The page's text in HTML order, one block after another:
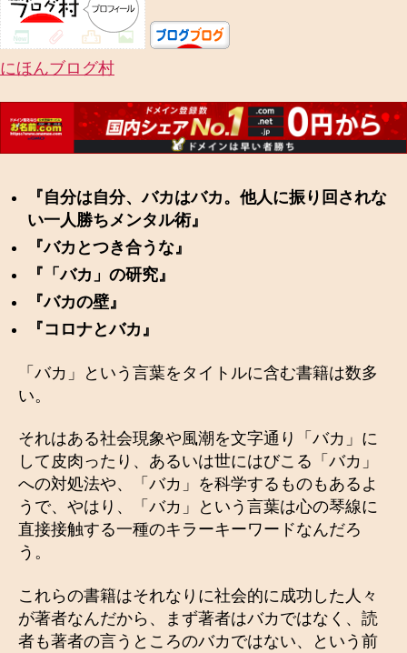
にほんブログ村
『自分は自分、バカはバカ。他人に振り回されな
い一人勝ちメンタル術』
『バカとつき合うな』
『「バカ」の研究』
『バカの壁』
『コロナとバカ』
「バカ」という言葉をタイトルに含む書籍は数多
い。
それはある社会現象や風潮を文字通り「バカ」に
して皮肉ったり、あるいは世にはびこる「バカ」
への対処法や、「バカ」を科学するものもあるよ
うで、やはり、「バカ」という言葉は心の琴線に
直接接触する一種のキラーキーワードなんだろ
う。
これらの書籍はそれなりに社会的に成功した人々
が著者なんだから、まず著者はバカではなく、読
者も著者の言うところのバカではない、という前